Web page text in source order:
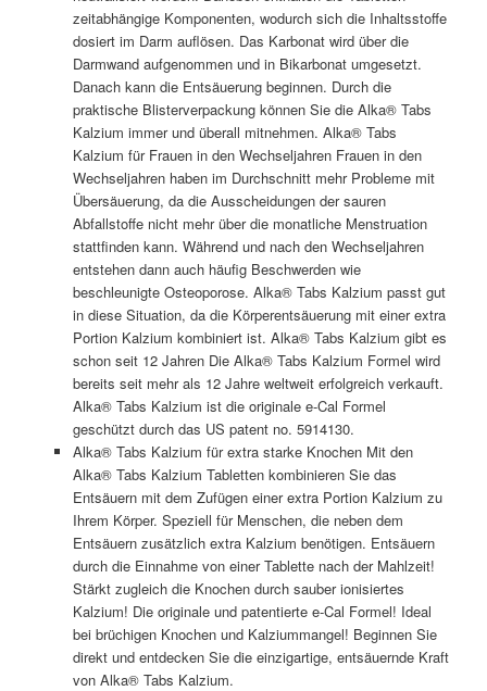
zeitabhängige Komponenten, wodurch sich die Inhaltsstoffe
dosiert im Darm auflösen. Das Karbonat wird über die
Darmwand aufgenommen und in Bikarbonat umgesetzt.
Danach kann die Entsäuerung beginnen. Durch die
praktische Blisterverpackung können Sie die Alka® Tabs
Kalzium immer und überall mitnehmen. Alka® Tabs
Kalzium für Frauen in den Wechseljahren Frauen in den
Wechseljahren haben im Durchschnitt mehr Probleme mit
Übersäuerung, da die Ausscheidungen der sauren
Abfallstoffe nicht mehr über die monatliche Menstruation
stattfinden kann. Während und nach den Wechseljahren
entstehen dann auch häufig Beschwerden wie
beschleunigte Osteoporose. Alka® Tabs Kalzium passt gut
in diese Situation, da die Körperentsäuerung mit einer extra
Portion Kalzium kombiniert ist. Alka® Tabs Kalzium gibt es
schon seit 12 Jahren Die Alka® Tabs Kalzium Formel wird
bereits seit mehr als 12 Jahre weltweit erfolgreich verkauft.
Alka® Tabs Kalzium ist die originale e-Cal Formel
geschützt durch das US patent no. 5914130.
Alka® Tabs Kalzium für extra starke Knochen Mit den
Alka® Tabs Kalzium Tabletten kombinieren Sie das
Entsäuern mit dem Zufügen einer extra Portion Kalzium zu
Ihrem Körper. Speziell für Menschen, die neben dem
Entsäuern zusätzlich extra Kalzium benötigen. Entsäuern
durch die Einnahme von einer Tablette nach der Mahlzeit!
Stärkt zugleich die Knochen durch sauber ionisiertes
Kalzium! Die originale und patentierte e-Cal Formel! Ideal
bei brüchigen Knochen und Kalziummangel! Beginnen Sie
direkt und entdecken Sie die einzigartige, entsäuernde Kraft
von Alka® Tabs Kalzium.